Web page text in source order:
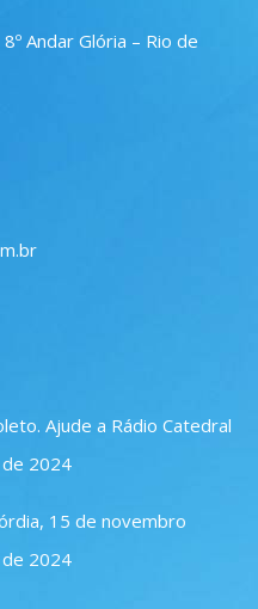
Andar Glória – Rio de
Ajude a Rádio Catedral
2024
15 de novembro
2024